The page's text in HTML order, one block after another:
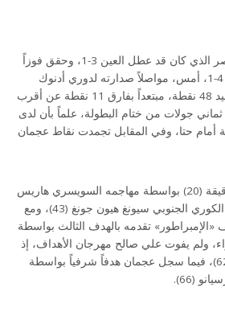
اغتنم الوصل هدية جاره النصر الذي كان قد عطل العين 3-1، وحقق فوزاً
عريضاً على مضيفه عجمان 4-1، أمس، مواصلاً صدارته لدوري أدنوك
للمحترفين لكرة القدم برصيد 48 نقطة، مبتعداً بفارق 11 نقطة عن أقرب
جولات من ختام البطولة، علماً بأن لدى
أمام حتا، وفي المقابل تجمدت نقاط عجمان
بدأ الوصل التسجيل في الدقيقة (20) بواسطة مهاجمه السويسري هاريس
سيفيروفيتش، وعزز زميله الكوري الجنوبي سيونغ هيون جونغ (43)، ومع
«الإمبراطور» تقدمه بالهدف الثالث بواسطة
ركلة جزاء، ولم يفوت علي صالح مهرجان الأهداف، إذ
سجل هدفاً بصورة جميلة (62)، فيما سجل عجمان هدفاً شرفياً بواسطة
(66).